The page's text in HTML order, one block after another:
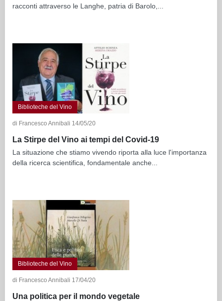
racconti attraverso le Langhe, patria di Barolo,...
Biblioteche del Vino
di Francesco Annibali 14/05/20
La Stirpe del Vino ai tempi del Covid-19
La situazione che stiamo vivendo riporta alla luce l'importanza
della ricerca scientifica, fondamentale anche...
Biblioteche del Vino
di Francesco Annibali 17/04/20
Una politica per il mondo vegetale